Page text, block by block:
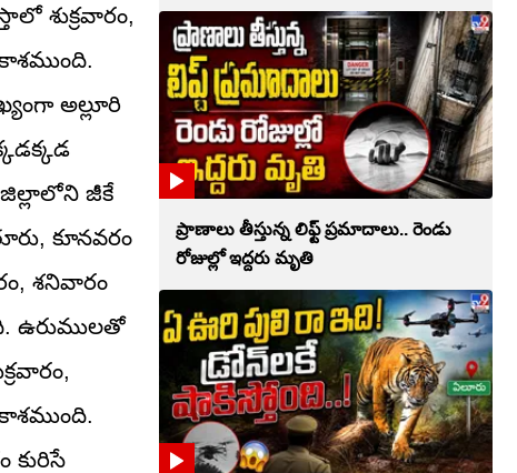
శుక్రవారం,
అల్లూరి
జీకే
కూనవరం
శనివారం
ఉరుములతో
కురిసే
ప్రాణాలు తీస్తున్న లిఫ్ట్‌ ప్రమాదాలు.. రెండు
రోజుల్లో ఇద్దరు మృతి